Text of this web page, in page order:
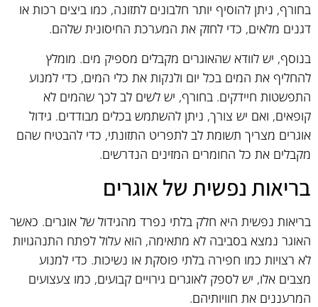
בחורף, ניתן להוסיף יותר חלבונים לתזונה, כמו ביצים רכות או
דגנים מלאים, כדי לחזק את המערכת החיסונית שלהם.
בנוסף, יש לוודא שהאוגרים מקבלים מספיק מים. מומלץ
להחליף את המים בכל יום ולנקות את כלי המים, כדי למנוע
התפשטות חיידקים. בחורף, יש לשים לב לכך שהמים לא
קופאים, ואם יש צורך, ניתן להשתמש בכלים מבודדים. גידול
אוגרים מצריך תשומת לב לתפריט התזונתי, כדי להבטיח שהם
מקבלים את כל החומרים המזינים הנדרשים.
בריאות נפשית של אוגרים
בריאות נפשית היא חלק בלתי נפרד מהגידול של אוגרים. כאשר
האוגר נמצא בסביבה לא מתאימה, הוא עלול לפתח התנהגויות
לא רצויות כמו חפירה בלתי פוסקת או נשיכות. כדי למנוע
מצבים אלו, יש לספק לאוגרים גירויים קבועים, כמו צעצועים
המרעננים את חוויותיהם.